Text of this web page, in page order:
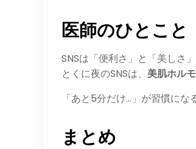
医師のひとこと
SNSは「便利さ」と「美しさ
とくに夜のSNSは、 美肌ホル
「あと5分だけ…」が習慣にな
まとめ